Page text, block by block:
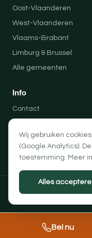
Oost-Vlaanderen
West-Vlaanderen
Vlaams-Brabant
Limburg & Brussel
Alle gemeenten
Info
Contact
Privacybeleid
Algemene
Bel nu
Wij gebruiken
(Google Analytics).
toestemming. Meer
Alles